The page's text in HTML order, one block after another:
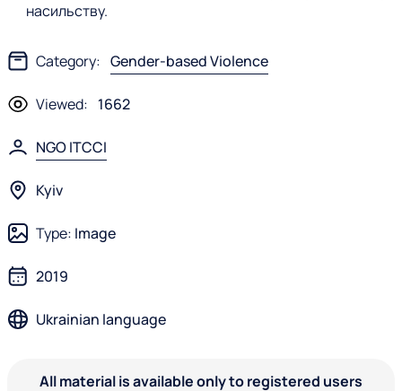
насильству.
Category: Gender-based Violence
Viewed: 1662
NGO ITCCI
Kyiv
Type: Image
2019
Ukrainian language
All material is available only to registered users